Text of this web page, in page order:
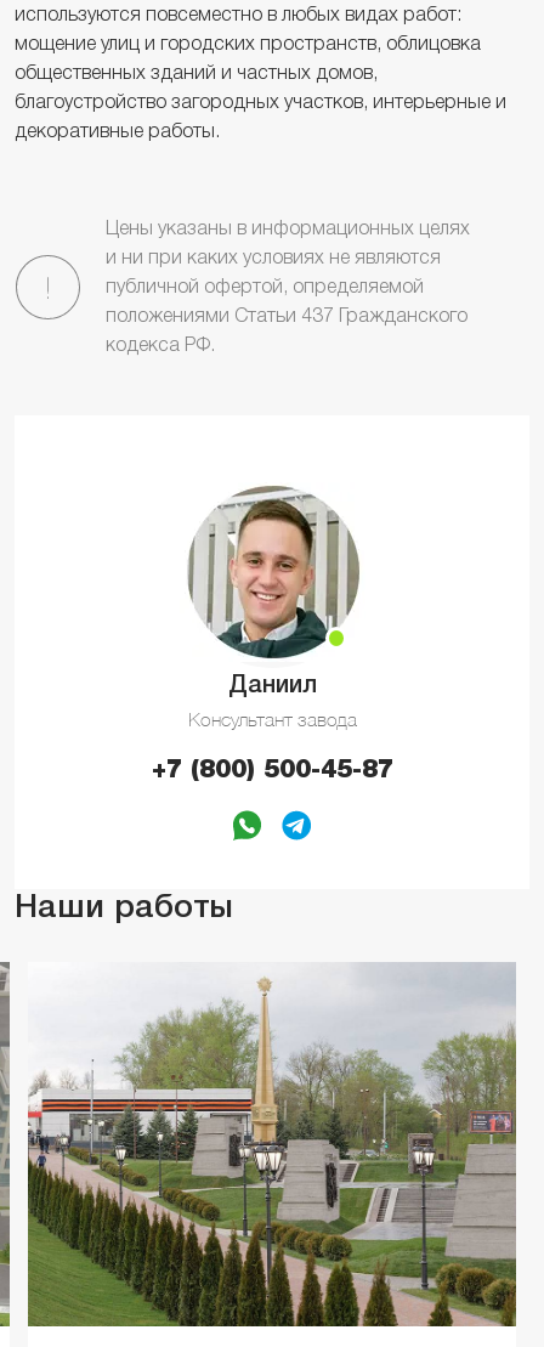
Даниил
Консультант завода
+7 (800) 500-45-87
используются повсеместно в любых видах работ:
мощение улиц и городских пространств, облицовка
общественных зданий и частных домов,
благоустройство загородных участков, интерьерные и
декоративные работы.
Цены указаны в информационных целях
и ни при каких условиях не являются
публичной офертой, определяемой
положениями Статьи 437 Гражданского
кодекса РФ.
Наши работы